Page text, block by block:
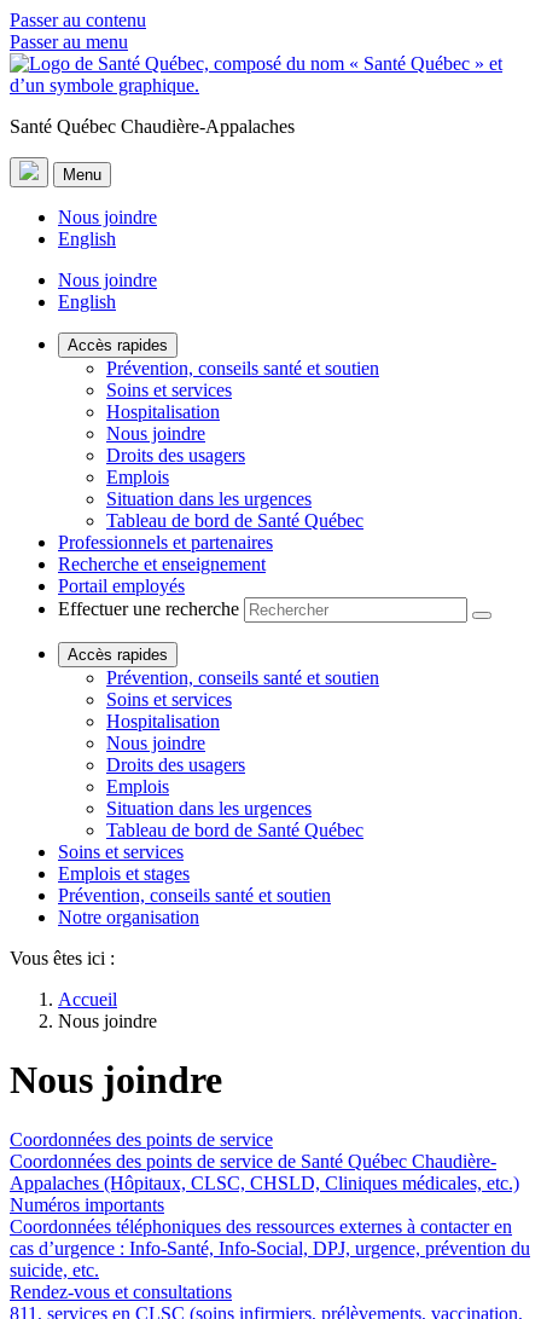
Passer au contenu
Passer au menu
Santé Québec Chaudière-Appalaches
Menu
Nous joindre
English
Nous joindre
English
Accès rapides
Prévention, conseils santé et soutien
Soins et services
Hospitalisation
Nous joindre
Droits des usagers
Emplois
Situation dans les urgences
Tableau de bord de Santé Québec
Professionnels et partenaires
Recherche et enseignement
Portail employés
Effectuer une recherche
Accès rapides
Prévention, conseils santé et soutien
Soins et services
Hospitalisation
Nous joindre
Droits des usagers
Emplois
Situation dans les urgences
Tableau de bord de Santé Québec
Soins et services
Emplois et stages
Prévention, conseils santé et soutien
Notre organisation
Vous êtes ici :
Accueil
Nous joindre
Nous joindre
Coordonnées des points de service
Coordonnées des points de service de Santé Québec Chaudière-
Appalaches (Hôpitaux, CLSC, CHSLD, Cliniques médicales, etc.)
Numéros importants
Coordonnées téléphoniques des ressources externes à contacter en
cas d’urgence : Info-Santé, Info-Social, DPJ, urgence, prévention du
suicide, etc.
Rendez-vous et consultations
811, services en CLSC (soins infirmiers, prélèvements, vaccination,